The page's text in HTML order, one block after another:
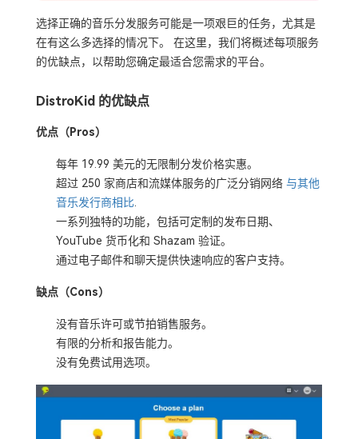
选择正确的音乐分发服务可能是一项艰巨的任务，尤其是
在有这么多选择的情况下。 在这里，我们将概述每项服务
的优缺点，以帮助您确定最适合您需求的平台。
DistroKid 的优缺点
优点（Pros）
每年 19.99 美元的无限制分发价格实惠。
超过 250 家商店和流媒体服务的广泛分销网络 与其他
音乐发行商相比.
一系列独特的功能，包括可定制的发布日期、
YouTube 货币化和 Shazam 验证。
通过电子邮件和聊天提供快速响应的客户支持。
缺点（Cons）
没有音乐许可或节拍销售服务。
有限的分析和报告能力。
没有免费试用选项。